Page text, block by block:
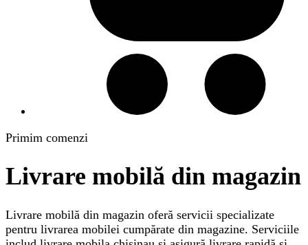
Primim comenzi
Livrare mobilă din magazin
Livrare mobilă din magazin oferă servicii specializate
pentru livrarea mobilei cumpărate din magazine. Serviciile